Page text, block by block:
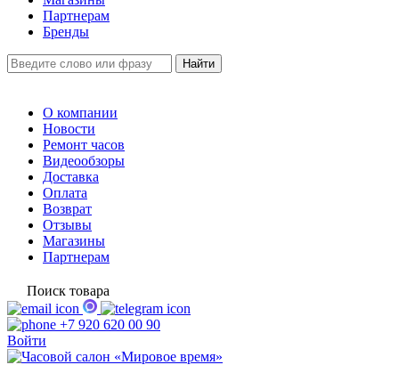
Партнерам
Бренды
О компании
Новости
Ремонт часов
Видеообзоры
Доставка
Оплата
Возврат
Отзывы
Магазины
Партнерам
Поиск товара
+7 920 620 00 90
Войти